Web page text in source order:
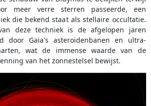
meer verre sterren passeerde, een
die bekend staat als stellaire occultatie.
deze techniek is de afgelopen jaren
door Gaia's asteroïdenbanen en ultra-
wat de immense waarde van de
van het zonnestelsel bewijst.